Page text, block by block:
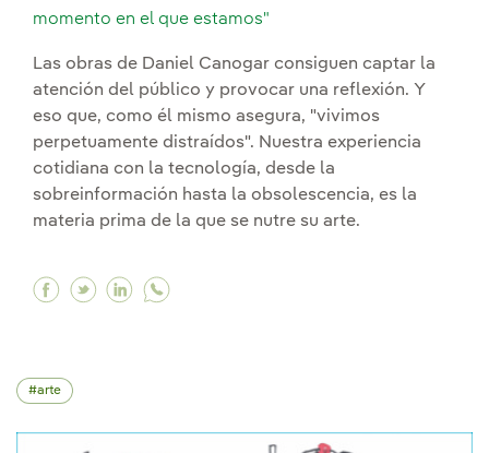
momento en el que estamos"
Las obras de Daniel Canogar consiguen captar la
atención del público y provocar una reflexión. Y
eso que, como él mismo asegura, "vivimos
perpetuamente distraídos". Nuestra experiencia
cotidiana con la tecnología, desde la
sobreinformación hasta la obsolescencia, es la
materia prima de la que se nutre su arte.
Facebook "El arte es un barómetro emocional
Twitter "El arte es un barómetro
Linkedin "El arte es un barómetro
arte